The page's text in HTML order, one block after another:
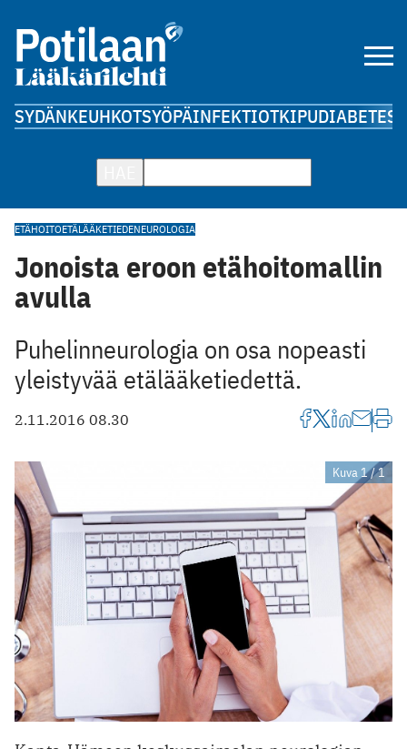
SYDÄNKEUHKOTSYÖPÄINFEKTIOTKIPUDIABETES
ETÄHOITOETÄLÄÄKETIEDENEUROLOGIA
Jonoista eroon etähoitomallin
avulla
Puhelinneurologia on osa nopeasti
yleistyvää etälääketiedettä.
2.11.2016 08.30
Kuva 1 / 1